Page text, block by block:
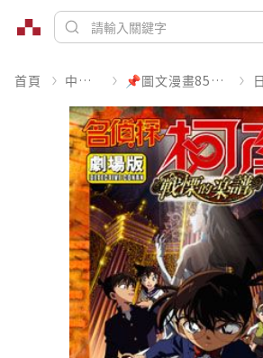
首頁 中文書 📌圖文漫畫85折起